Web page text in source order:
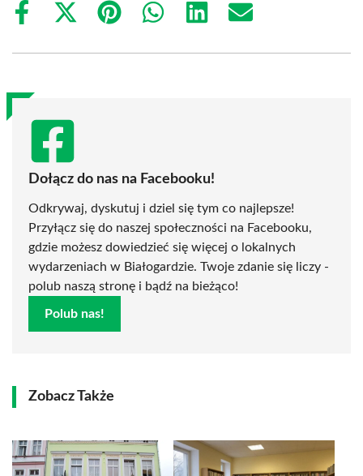
Share
Share
(Twitter)
Share
Share
Share
Share
Dołącz do nas na Facebooku!
Odkrywaj, dyskutuj i dziel się tym co najlepsze!
Przyłącz się do naszej społeczności na Facebooku,
gdzie możesz dowiedzieć się więcej o lokalnych
wydarzeniach w Białogardzie. Twoje zdanie się liczy -
polub naszą stronę i bądź na bieżąco!
Polub nas!
Zobacz Także